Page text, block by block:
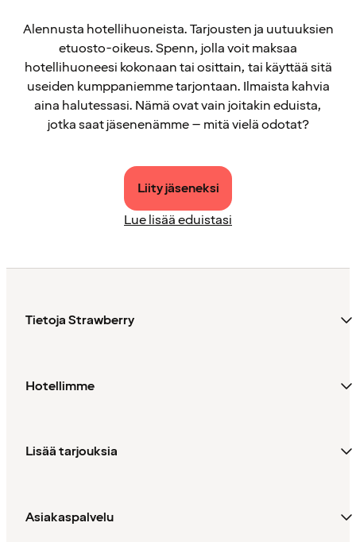
Alennusta hotellihuoneista. Tarjousten ja uutuuksien
etuosto-oikeus. Spenn, jolla voit maksaa
hotellihuoneesi kokonaan tai osittain, tai käyttää sitä
useiden kumppaniemme tarjontaan. Ilmaista kahvia
aina halutessasi. Nämä ovat vain joitakin eduista,
jotka saat jäsenenämme – mitä vielä odotat?
Liity jäseneksi
Lue lisää eduistasi
Tietoja Strawberry
Hotellimme
Lisää tarjouksia
Asiakaspalvelu